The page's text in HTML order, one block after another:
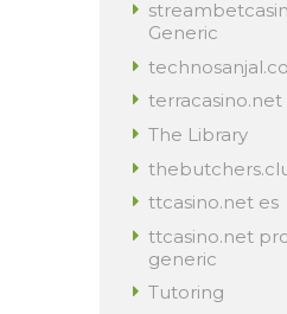
Generic
terracasino.net
The Library
ttcasino.net es
ttcasino.net
generic
Tutoring